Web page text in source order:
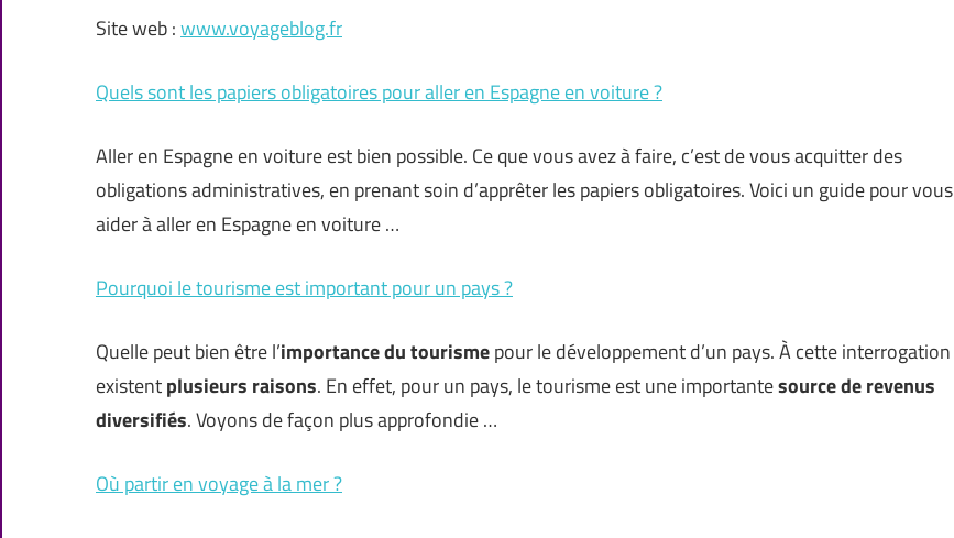
Site web :www.voyageblog.fr
Quels sont les papiers obligatoires pour aller en Espagne en voiture ?
Aller en Espagne en voiture est bien possible. Ce que vous avez à faire, c’est de vous acquitter des
obligations administratives, en prenant soin d’apprêter les papiers obligatoires. Voici un guide pour vous
aider à aller en Espagne en voiture …
Pourquoi le tourisme est important pour un pays ?
Quelle peut bien être l’importance du tourismepour le développement d’un pays. À cette interrogation
existentplusieurs raisons. En effet, pour un pays, le tourisme est une importantesource de revenus
diversifiés. Voyons de façon plus approfondie …
Où partir en voyage à la mer ?